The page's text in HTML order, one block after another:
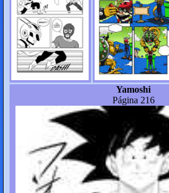
Yamoshi
Página 216